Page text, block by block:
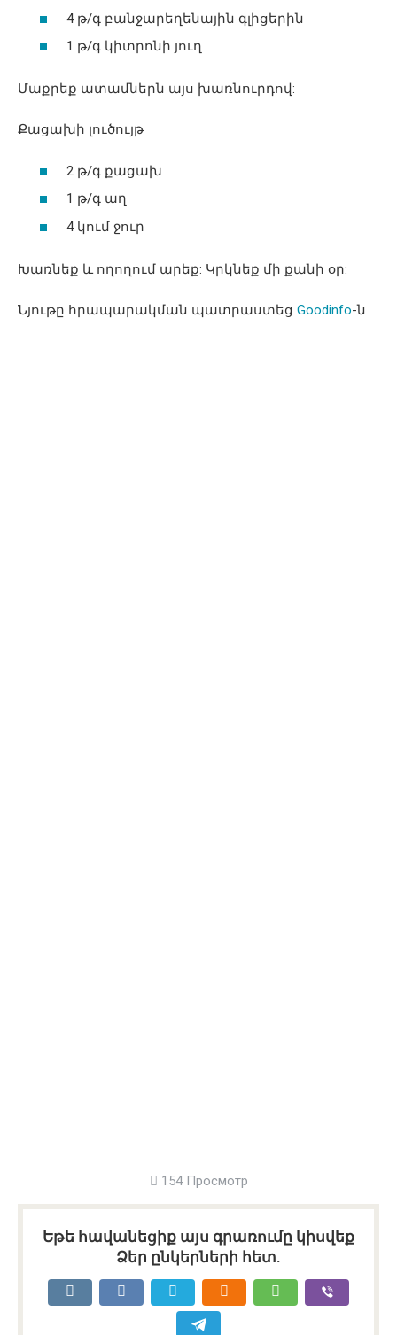
4 թ/գ բանջարեղենային գլիցերին
1 թ/գ կիտրոնի յուղ
Մաքրեք ատամներն այս խառնուրդով:
Քացախի լուծույթ
2 թ/գ քացախ
1 թ/գ աղ
4 կում ջուր
Խառնեք և ողողում արեք: Կրկնեք մի քանի օր:
Նյութը հրապարակման պատրաստեց Goodinfo-ն
154 Просмотр
Եթե հավանեցիք այս գրառումը կիսվեք
Ձեր ընկերների հետ.